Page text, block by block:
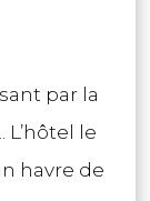
par la
le
havre de